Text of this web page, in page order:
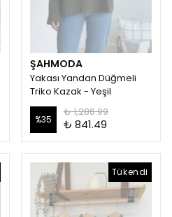
ŞAHMODA
Yakası Yandan Düğmeli
Triko Kazak - Yeşil
%35
₺ 1,286.99
₺ 841.49
Tükendi